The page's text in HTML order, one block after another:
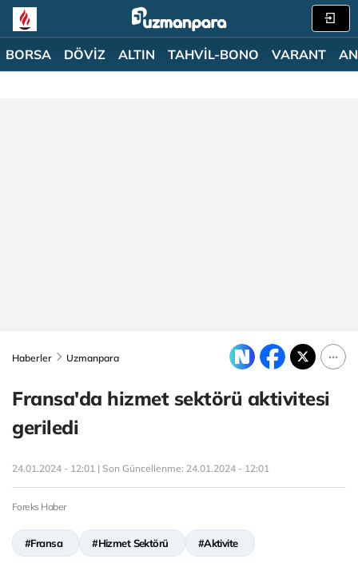
BORSA DÖVİZ ALTIN TAHVİL-BONO VARANT
Haberler Uzmanpara
Fransa'da hizmet sektörü aktivitesi
geriledi
24.01.2024 - 12:01 | Son Güncellenme: 24.01.2024 - 12:01
Foreks Haber
#Fransa #Hizmet Sektörü #Aktivite